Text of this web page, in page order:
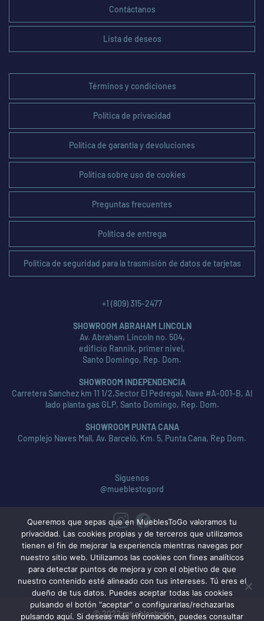
Contáctanos
Lista de deseos
Términos y condiciones
Política de privacidad
Política de garantía y devoluciones
Política sobre uso de cookies
Preguntas frecuentes
Política de entrega
Política de seguridad para la trasmisión de datos de tarjetas
+1 (809) 315-2477
SHOWROOM ABRAHAM LINCOLN
Av. Abraham Lincoln no. 504,
edificio Rannik, primer nivel,
Santo Domingo, Rep. Dom.
SHOWROOM INDEPENDENCIA
Carretera Sanchez km 11 1/2,Sector El Pedregal, Nave #A-001-B, Al
lado planta gas GLP, Santo Domingo, Rep. Dom.
SHOWROOM PUNTA CANA
Complejo Naves Mall, Av. Barceló, Km. 5, Punta Cana, Rep Dom.
Síguenos
@mueblestogord
© 2022 mueblestogo
Queremos que sepas que en MueblesToGo valoramos tu
privacidad. Las cookies propias y de terceros que utilizamos
tienen el fin de mejorar la experiencia mientras navegas por
nuestro sitio web. Utilizamos las cookies con fines analíticos
para detectar puntos de mejora y con el objetivo de que
nuestro contenido esté alineado con tus intereses. Tú eres el
dueño de tus datos. Puedes aceptar todas las cookies
pulsando el botón “aceptar” o configurarlas/rechazarlas
pulsando aquí. Si deseas más información, puedes consultar